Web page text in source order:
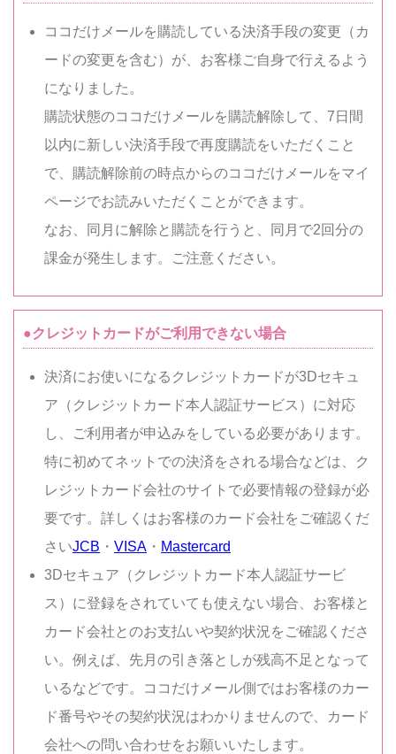
ココだけメールを購読している決済手段の変更（カ
ードの変更を含む）が、お客様ご自身で行えるよう
になりました。
購読状態のココだけメールを購読解除して、7日間
以内に新しい決済手段で再度購読をいただくこと
で、購読解除前の時点からのココだけメールをマイ
ページでお読みいただくことができます。
なお、同月に解除と購読を行うと、同月で2回分の
課金が発生します。ご注意ください。
●クレジットカードがご利用できない場合
決済にお使いになるクレジットカードが3Dセキュ
ア（クレジットカード本人認証サービス）に対応
し、ご利用者が申込みをしている必要があります。
特に初めてネットでの決済をされる場合などは、ク
レジットカード会社のサイトで必要情報の登録が必
要です。詳しくはお客様のカード会社をご確認くだ
さいJCB ・ VISA ・ Mastercard
3Dセキュア（クレジットカード本人認証サービ
ス）に登録をされていても使えない場合、お客様と
カード会社とのお支払いや契約状況をご確認くださ
い。例えば、先月の引き落としが残高不足となって
いるなどです。ココだけメール側ではお客様のカー
ド番号やその契約状況はわかりませんので、カード
会社への問い合わせをお願いいたします。